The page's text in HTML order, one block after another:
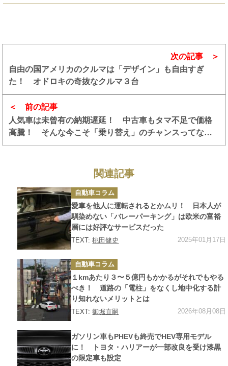
前の記事
人気車は未曾有の納期遅延！ 中古車もタマ不足で価格
高騰！ そんな今こそ「乗り替え」のチャンスってな
ぜ？
次の記事
自由の国アメリカのクルマは「デザイン」も自由すぎ
た！ オドロキの奇抜なクルマ３台
関連記事
カ
テ
ゴ
リ
ー
自動車コラム
愛車を他人に運転されるとかムリ！ 日本人が
馴染めない「バレーパーキング」は欧米の富裕
層には好評なサービスだった
TEXT:桃田健史 2025年01月17日
カ
テ
ゴ
リ
ー
自動車コラム
１kmあたり３〜５億円もかかるがそれでもやる
べき！ 道路の「電柱」をなくし地中化する計
り知れないメリットとは
TEXT:御堀直嗣 2026年08月08日
カ
テ
ゴ
リ
ー
ガソリン車もPHEVも終売でHEV専用モデル
に！ トヨタ・ハリアーが一部改良を受け漆黒
の限定車も設定